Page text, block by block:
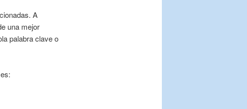
A
una mejor
palabra clave o